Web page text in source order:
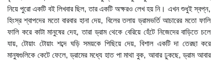
নিয়ে পুরো একটি বই লিখবার ছিল, তার একটি অক্ষরও লেখ হয় নি। এখন শুধুই স্বপ্ন,
হিংস্র শ্বাপদের মতো বারবার হানা দেয়, বিলের তলায় ড্রামভর্তি আচারের মতো ফালি
ফালি করে কাটা মানুষের দেহ, তারা ড্রাম থেকে বেরিয়ে হেঁটে নিজেদের বাড়িতে চলে
যায়, টোয়াং টোয়াং শব্দে ঘড়ি সময়কে পিছিয়ে দেয়, বিশাল একটি দা তেরছা করে
মানুষগুলিকে কেটে ফেলে, ড্রামের মধ্যে হাত পা মাথা বুক, আবার ঢুকছে, ড্রাম আবার